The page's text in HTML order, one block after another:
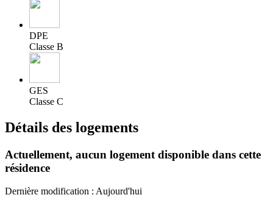
DPE
Classe B
GES
Classe C
Détails des logements
Actuellement, aucun logement disponible dans cette
résidence
Dernière modification : Aujourd'hui